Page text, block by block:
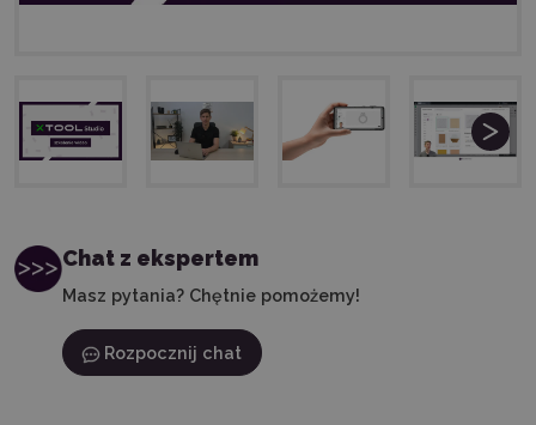
Chat z ekspertem
Masz pytania? Chętnie pomożemy!
Rozpocznij chat